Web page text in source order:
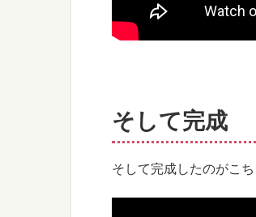
そして完成
そして完成したのがこち